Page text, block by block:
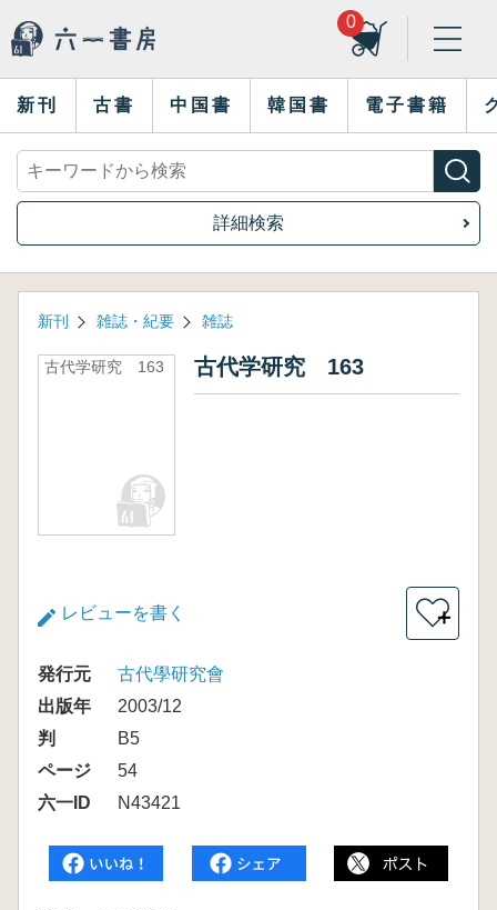
0
新刊 古書 中国書 韓国書 電子書籍
詳細検索
新刊 雑誌・紀要 雑誌
古代学研究 163 古代学研究 163
レビューを書く ＋
発行元
古代學研究會
出版年
2003/12
判
B5
ページ
54
六一ID
N43421